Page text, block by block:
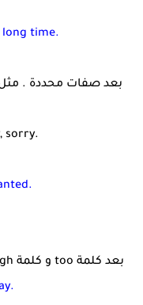
time.
sorry.
بعد كلمة too و كلمة enough